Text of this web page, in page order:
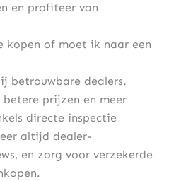
en profiteer van
kopen of moet ik naar een
betrouwbare dealers.
prijzen en meer
directe inspectie
altijd dealer-
en zorg voor verzekerde